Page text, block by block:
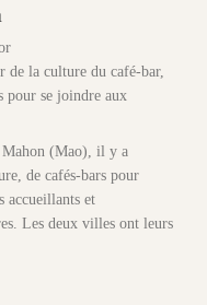
de la culture du café-bar,
pour se joindre aux
Mahon (Mao), il y a
de cafés-bars pour
accueillants et
Les deux villes ont leurs